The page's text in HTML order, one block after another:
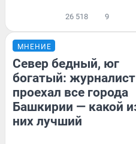
26 518 9
МНЕНИЕ
Север бедный, юг
богатый: журналист
проехал все города
Башкирии — какой
них лучший